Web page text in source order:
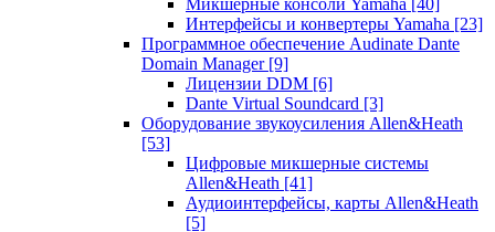
Микшерные консоли Yamaha [40]
Интерфейсы и конвертеры Yamaha [23]
Программное обеспечение Audinate Dante
Domain Manager [9]
Лицензии DDM [6]
Dante Virtual Soundcard [3]
Оборудование звукоусиления Allen&Heath
[53]
Цифровые микшерные системы
Allen&Heath [41]
Аудиоинтерфейсы, карты Allen&Heath
[5]